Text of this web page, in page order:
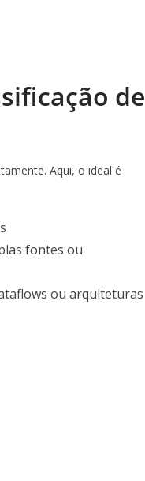
de
Aqui, o ideal é
fontes ou
ou arquiteturas